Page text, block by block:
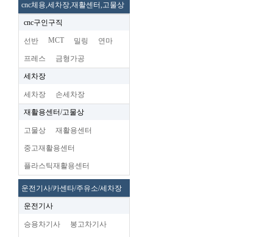
cnc체용,세차장,재활센터,고물상
cnc구인구직
선반 MCT 밀링 연마
프레스 금형가공
세차장
세차장 손세차장
재활용센터/고물상
고물상 재활용센터
중고재활용센터
플라스틱재활용센터
운전기사/카센타/주유소/세차장
운전기사
승용차기사 봉고차기사